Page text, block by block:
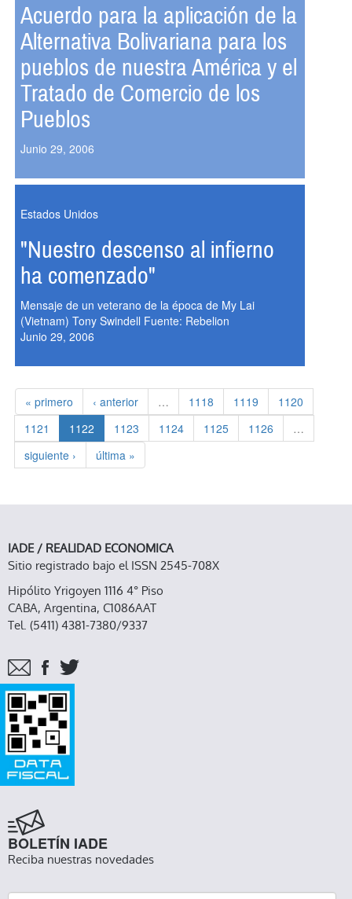
Acuerdo para la aplicación de la
Alternativa Bolivariana para los
pueblos de nuestra América y el
Tratado de Comercio de los
Pueblos
Junio 29, 2006
Estados Unidos
"Nuestro descenso al infierno
ha comenzado"
Mensaje de un veterano de la época de My Lai
(Vietnam) Tony Swindell Fuente: Rebelion
Junio 29, 2006
« primero ‹ anterior … 1118 1119
1120
1121
1122 1123 1124 1125 1126
…
siguiente ›
última »
IADE / REALIDAD ECONOMICA
Sitio registrado bajo el ISSN 2545-708X
Hipólito Yrigoyen 1116 4° Piso
CABA, Argentina, C1086AAT
Tel. (5411) 4381-7380/9337
BOLETÍN IADE
Reciba nuestras novedades